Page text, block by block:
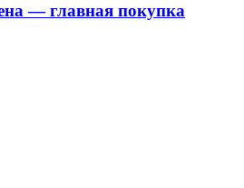
— главная покупка